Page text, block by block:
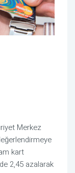
Merkez
kart
2,45 azalarak